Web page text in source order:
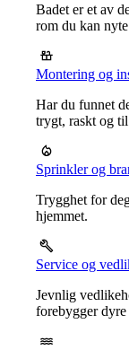
Badet er et av
rom du kan
Montering og
Har du funnet
trygt, raskt og
Sprinkler og
Trygghet for
hjemmet.
Service og
Jevnlig
forebygger dyre